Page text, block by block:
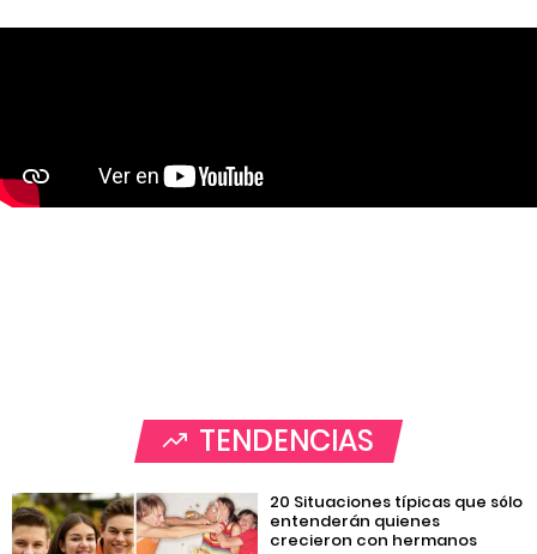
TENDENCIAS
20 Situaciones típicas que sólo
entenderán quienes
crecieron con hermanos